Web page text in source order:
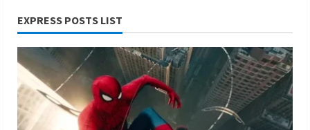
Berita Ekonomi dan Bisnis
Berita Nasional
Berita Terbaru
Gubernur Banten Andra Soni Tata
Kawasan Zona Industri Serang Barat
EXPRESS POSTS LIST